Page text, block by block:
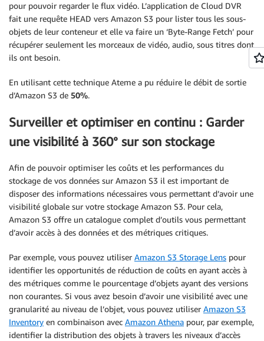
pour pouvoir regarder le flux vidéo. L’application de Cloud DVR
fait une requête HEAD vers Amazon S3 pour lister tous les sous-
objets de leur conteneur et elle va faire un ‘Byte-Range Fetch’ pour
récupérer seulement les morceaux de vidéo, audio, sous titres dont
ils ont besoin.
En utilisant cette technique Ateme a pu réduire le débit de sortie
d’Amazon S3 de 50%.
Surveiller et optimiser en continu : Garder
une visibilité à 360° sur son stockage
Afin de pouvoir optimiser les coûts et les performances du
stockage de vos données sur Amazon S3 il est important de
disposer des informations nécessaires vous permettant d’avoir une
visibilité globale sur votre stockage Amazon S3. Pour cela,
Amazon S3 offre un catalogue complet d’outils vous permettant
d’avoir accès à des données et des métriques critiques.
Par exemple, vous pouvez utiliser Amazon S3 Storage Lens pour
identifier les opportunités de réduction de coûts en ayant accès à
des métriques comme le pourcentage d’objets ayant des versions
non courantes. Si vous avez besoin d’avoir une visibilité avec une
granularité au niveau de l’objet, vous pouvez utiliser Amazon S3
Inventory en combinaison avec Amazon Athena pour, par exemple,
identifier la distribution des objets à travers les niveaux d’accès